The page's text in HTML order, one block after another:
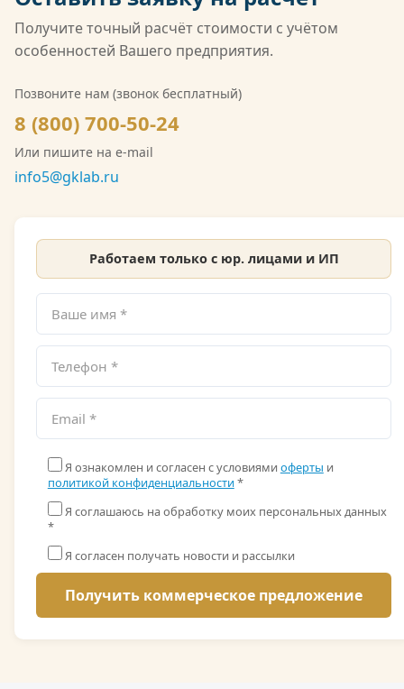
(Л039-00117-77/02547257) на деятельность в
области гидрометеорологии, включающую
водных объектов и почв. Также имеется допуск
СРО на выполнение инженерно-экологических
изысканий. Со скан-копией лицензии
Росгидромета можно ознакомиться на сайте.
Получите точный расчёт стоимости с учётом
особенностей Вашего предприятия.
Позвоните нам (звонок бесплатный)
8 (800) 700-50-24
Или пишите на e-mail
info5@gklab.ru
Работаем только с юр. лицами и ИП
Я ознакомлен и согласен с условиями оферты и
политикой конфиденциальности*
Я соглашаюсь на обработку моих персональных данных
*
Я согласен получать новости и рассылки